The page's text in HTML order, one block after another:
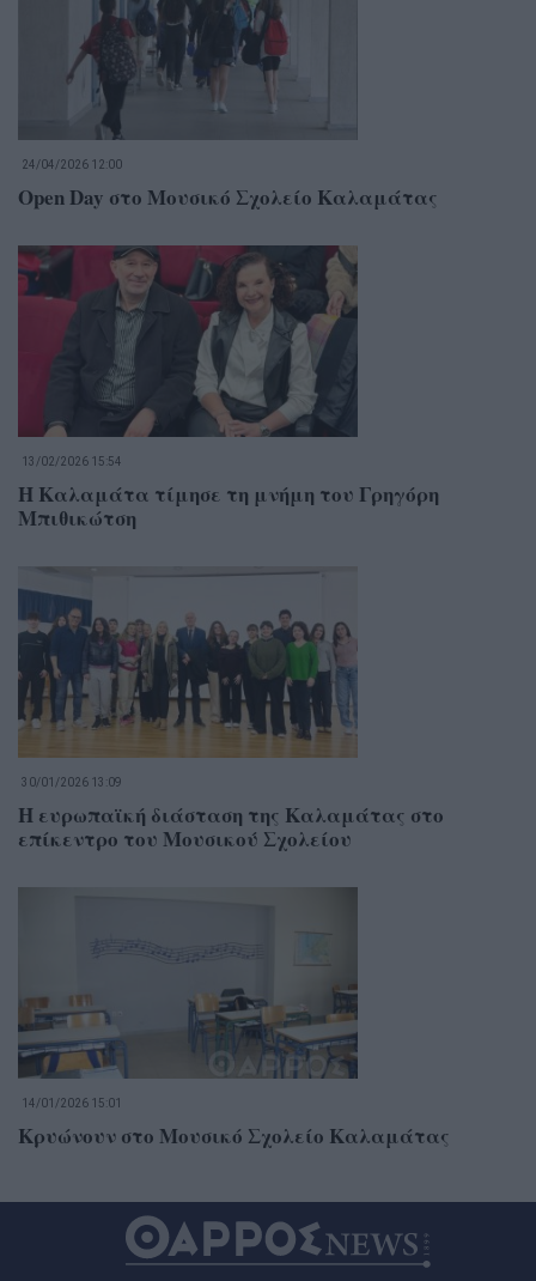
24/04/2026 12:00
Open Day στο Μουσικό Σχολείο Καλαμάτας
13/02/2026 15:54
Η Καλαμάτα τίμησε τη μνήμη του Γρηγόρη
Μπιθικώτση
30/01/2026 13:09
Η ευρωπαϊκή διάσταση της Καλαμάτας στο
επίκεντρο του Μουσικού Σχολείου
14/01/2026 15:01
Κρυώνουν στο Μουσικό Σχολείο Καλαμάτας